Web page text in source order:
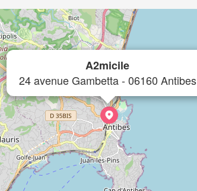
A2micile
24 avenue Gambetta - 06160 Antibes